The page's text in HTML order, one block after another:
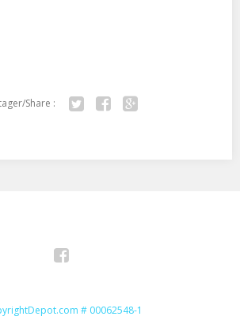
Share :
# 00062548-1